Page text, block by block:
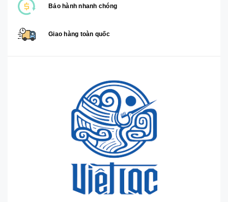
Bảo hành nhanh chóng
Giao hàng toàn quốc